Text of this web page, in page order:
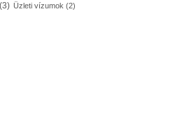
(3) Üzleti vízumok (2)